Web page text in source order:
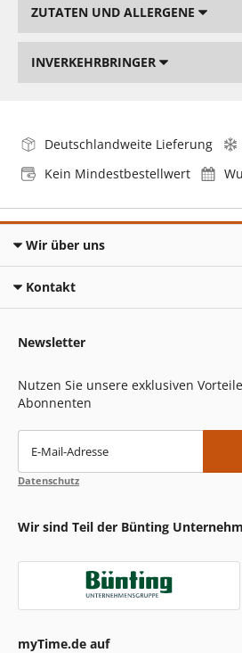
ZUTATEN UND ALLERGENE
INVERKEHRBRINGER
Deutschlandweite Lieferung
Kein Mindestbestellwert
Wir über uns
Kontakt
Newsletter
Nutzen Sie unsere exklusiven
Abonnenten
E-Mail-Adresse
Datenschutz
Wir sind Teil der Bünting
myTime.de auf